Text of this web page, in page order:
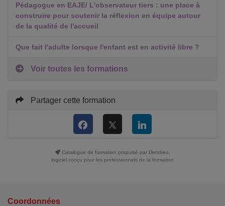
Pédagogue en EAJE/ L'observateur tiers : une place à
construire pour soutenir la réflexion en équipe autour
de la qualité de l'accueil
Que fait l'adulte lorsque l'enfant est en activité libre ?
Voir toutes les formations
Partager cette formation
Catalogue de formation propulsé par Dendreo,
logiciel conçu pour les professionnels de la formation
Coordonnées